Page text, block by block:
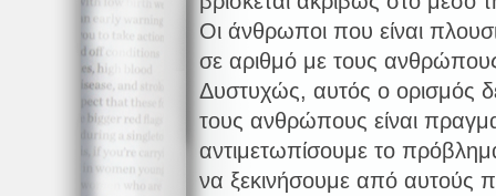
Οι άνθρωποι που είναι
σε αριθμό με τους
Δυστυχώς, αυτός ο ορισμός
τους ανθρώπους είναι
αντιμετωπίσουμε το
να ξεκινήσουμε από αυτούς